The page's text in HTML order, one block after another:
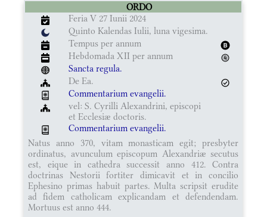
ORDO
Feria V 27 Iunii 2024
Quinto Kalendas Iulii, luna vigesima.
Tempus per annum
Hebdomada XII per annum
Sancta regula.
De Ea.
Commentarium evangelii.
vel: S. Cyrilli Alexandrini, episcopi
et Ecclesiæ doctoris.
Commentarium evangelii.
Natus anno 370, vitam monasticam egit; presbyter
ordinatus, avunculum episcopum Alexandriæ secutus
est, eique in cathedra successit anno 412. Contra
doctrinas Nestorii fortiter dimicavit et in concilio
Ephesino primas habuit partes. Multa scripsit erudite
ad fidem catholicam explicandam et defendendam.
Mortuus est anno 444.